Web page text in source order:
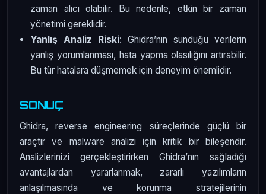
zaman alıcı olabilir. Bu nedenle, etkin bir zaman
yönetimi gereklidir.
Yanlış Analiz Riski: Ghidra’nın sunduğu verilerin
yanlış yorumlanması, hata yapma olasılığını artırabilir.
Bu tür hatalara düşmemek için deneyim önemlidir.
SONUÇ
Ghidra, reverse engineering süreçlerinde güçlü bir
araçtır ve malware analizi için kritik bir bileşendir.
Analizlerinizi gerçekleştirirken Ghidra’nın sağladığı
avantajlardan yararlanmak, zararlı yazılımların
anlaşılmasında ve korunma stratejilerinin